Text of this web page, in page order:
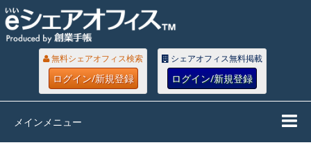
無料シェアオフィス検索
ログイン/新規登録
シェアオフィス無料掲載
ログイン/新規登録
メインメニュー